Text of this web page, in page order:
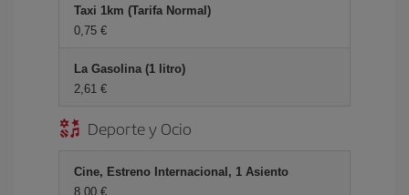
Taxi 1km (Tarifa Normal)
0,75 €
La Gasolina (1 litro)
2,61 €
Deporte y Ocio
Cine, Estreno Internacional, 1 Asiento
8,00 €